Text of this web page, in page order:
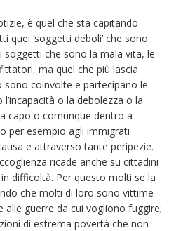
è quel che sta capitando
‘soggetti deboli’ che sono
che sono la mala vita, le
ma quel che più lascia
sono coinvolte e partecipano le
o la debolezza o la
capo o comunque dentro a
per esempio agli immigrati
e attraverso tante peripezie.
ricade anche su cittadini
difficoltà. Per questo molti se la
che molti di loro sono vittime
alle guerre da cui vogliono fuggire;
di estrema povertà che non